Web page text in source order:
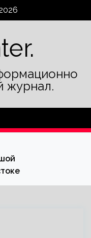
журнал.